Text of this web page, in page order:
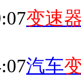
变速
汽车